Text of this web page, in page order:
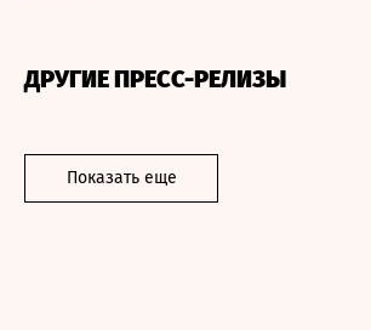
ДРУГИЕ ПРЕСС-РЕЛИЗЫ
Показать еще